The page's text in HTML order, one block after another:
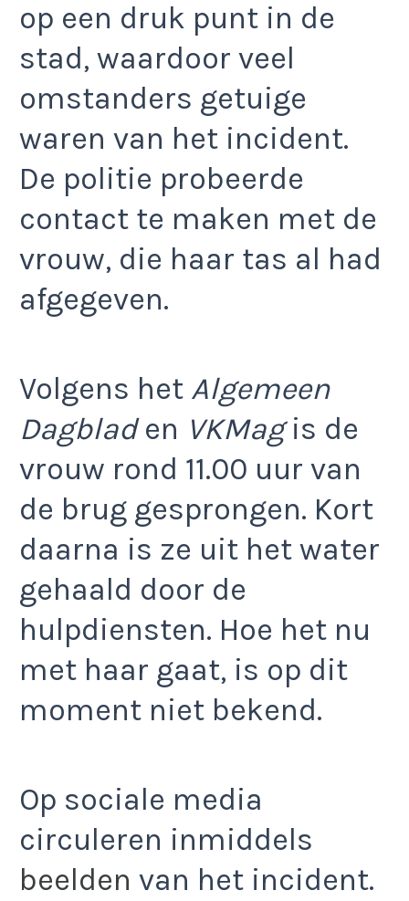
op een druk punt in de
stad, waardoor veel
omstanders getuige
waren van het incident.
De politie probeerde
contact te maken met de
vrouw, die haar tas al had
afgegeven.
Volgens het Algemeen
Dagbladen VKMagis de
vrouw rond 11.00 uur van
de brug gesprongen. Kort
daarna is ze uit het water
gehaald door de
hulpdiensten. Hoe het nu
met haar gaat, is op dit
moment niet bekend.
Op sociale media
circuleren inmiddels
beelden van het incident.